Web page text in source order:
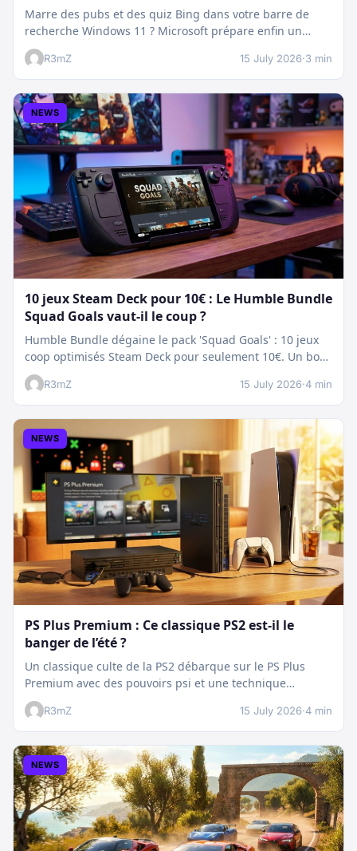
Marre des pubs et des quiz Bing dans votre barre de
recherche Windows 11 ? Microsoft prépare enfin un
nettoyage…
R3mZ 15 July 2026·3 min
NEWS
10 jeux Steam Deck pour 10€ : Le Humble Bundle
Squad Goals vaut-il le coup ?
Humble Bundle dégaine le pack 'Squad Goals' : 10 jeux
coop optimisés Steam Deck pour seulement 10€. Un bon
plan…
R3mZ 15 July 2026·4 min
NEWS
PS Plus Premium : Ce classique PS2 est-il le
banger de l’été ?
Un classique culte de la PS2 débarque sur le PS Plus
Premium avec des pouvoirs psi et une technique
boostée.…
R3mZ 15 July 2026·4 min
NEWS